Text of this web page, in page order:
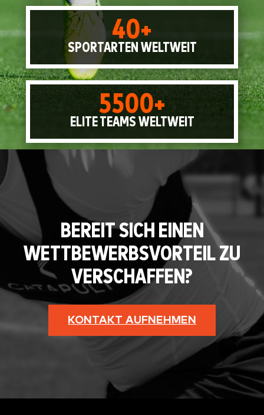
40+
SPORTARTEN WELTWEIT
5500+
ELITE TEAMS WELTWEIT
BEREIT SICH EINEN
WETTBEWERBSVORTEIL ZU
VERSCHAFFEN?
KONTAKT AUFNEHMEN